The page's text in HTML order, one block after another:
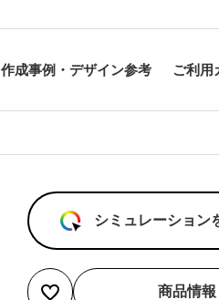
作成事例・デザイン参考
ご利用
シミュレーション
商品情報